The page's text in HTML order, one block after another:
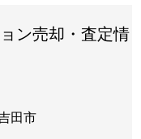
ン売却・査定情
田市